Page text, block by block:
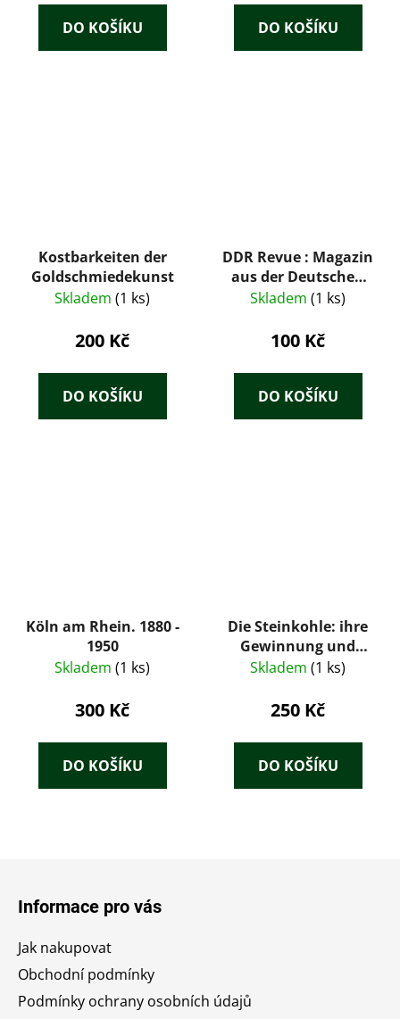
DO KOŠÍKU DO KOŠÍKU
Kostbarkeiten der
Goldschmiedekunst
Skladem (1 ks)
200 Kč
DO KOŠÍKU
DDR Revue : Magazin
aus der Deutschen
Demokratischen
Skladem (1 ks)
100 Kč
DO KOŠÍKU
Köln am Rhein. 1880 -
1950
Skladem (1 ks)
300 Kč
DO KOŠÍKU
Die Steinkohle: ihre
Gewinnung und
Verwertung; unter
Berücksichtigung der
ökonomischen
Bedeutung der
Skladem (1 ks)
250 Kč
DO KOŠÍKU
Informace pro vás
Jak nakupovat
Obchodní podmínky
Podmínky ochrany osobních údajů